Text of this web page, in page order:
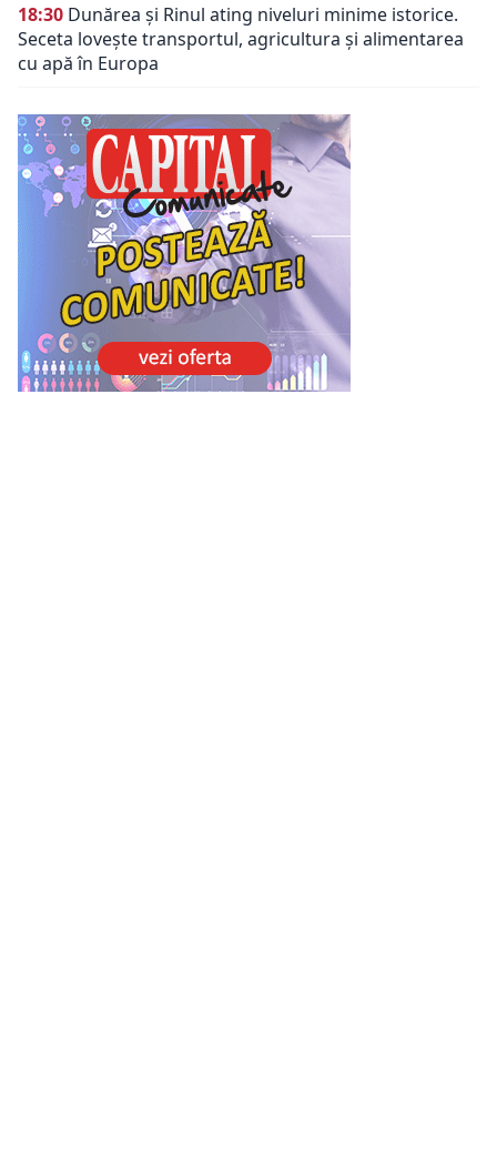
18:30 Dunărea și Rinul ating niveluri minime istorice.
Seceta lovește transportul, agricultura și alimentarea
cu apă în Europa